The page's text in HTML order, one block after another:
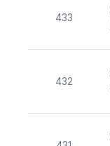
433
432